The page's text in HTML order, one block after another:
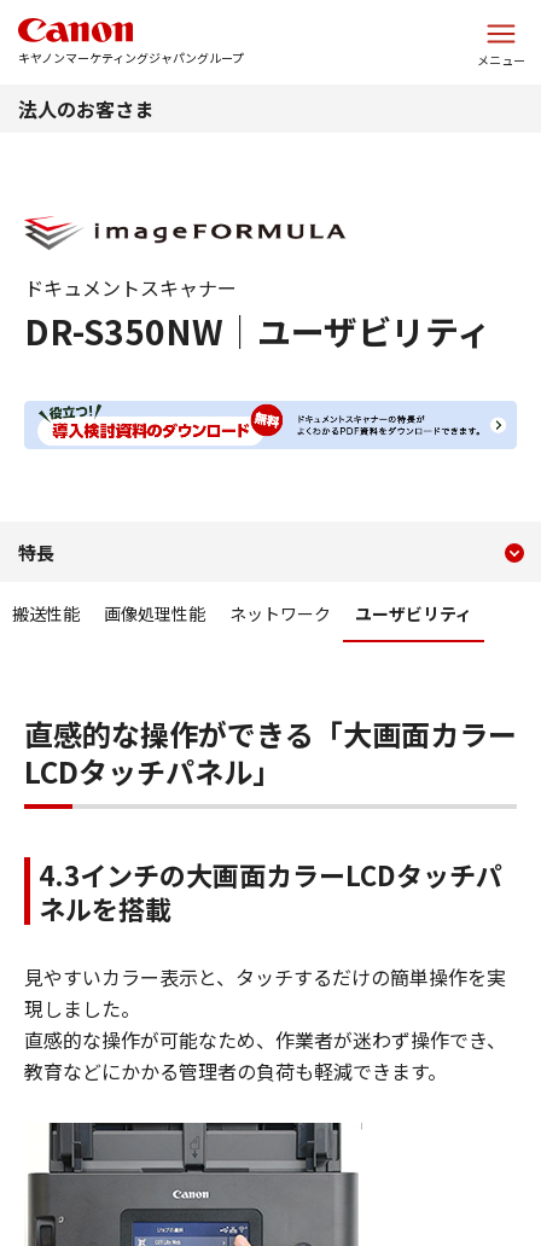
キヤノンマーケティングジャパングループ メニュー
法人のお客さま
DR-S350NW｜ユーザビリティ
ドキュメントスキャナー
特長 ユーザビリティー
特長
搬送性能 画像処理性能 ネットワーク ユーザビリティ
直感的な操作ができる「大画面カラー
LCDタッチパネル」
4.3インチの大画面カラーLCDタッチパ
ネルを搭載
見やすいカラー表示と、タッチするだけの簡単操作を実
現しました。
直感的な操作が可能なため、作業者が迷わず操作でき、
教育などにかかる管理者の負荷も軽減できます。